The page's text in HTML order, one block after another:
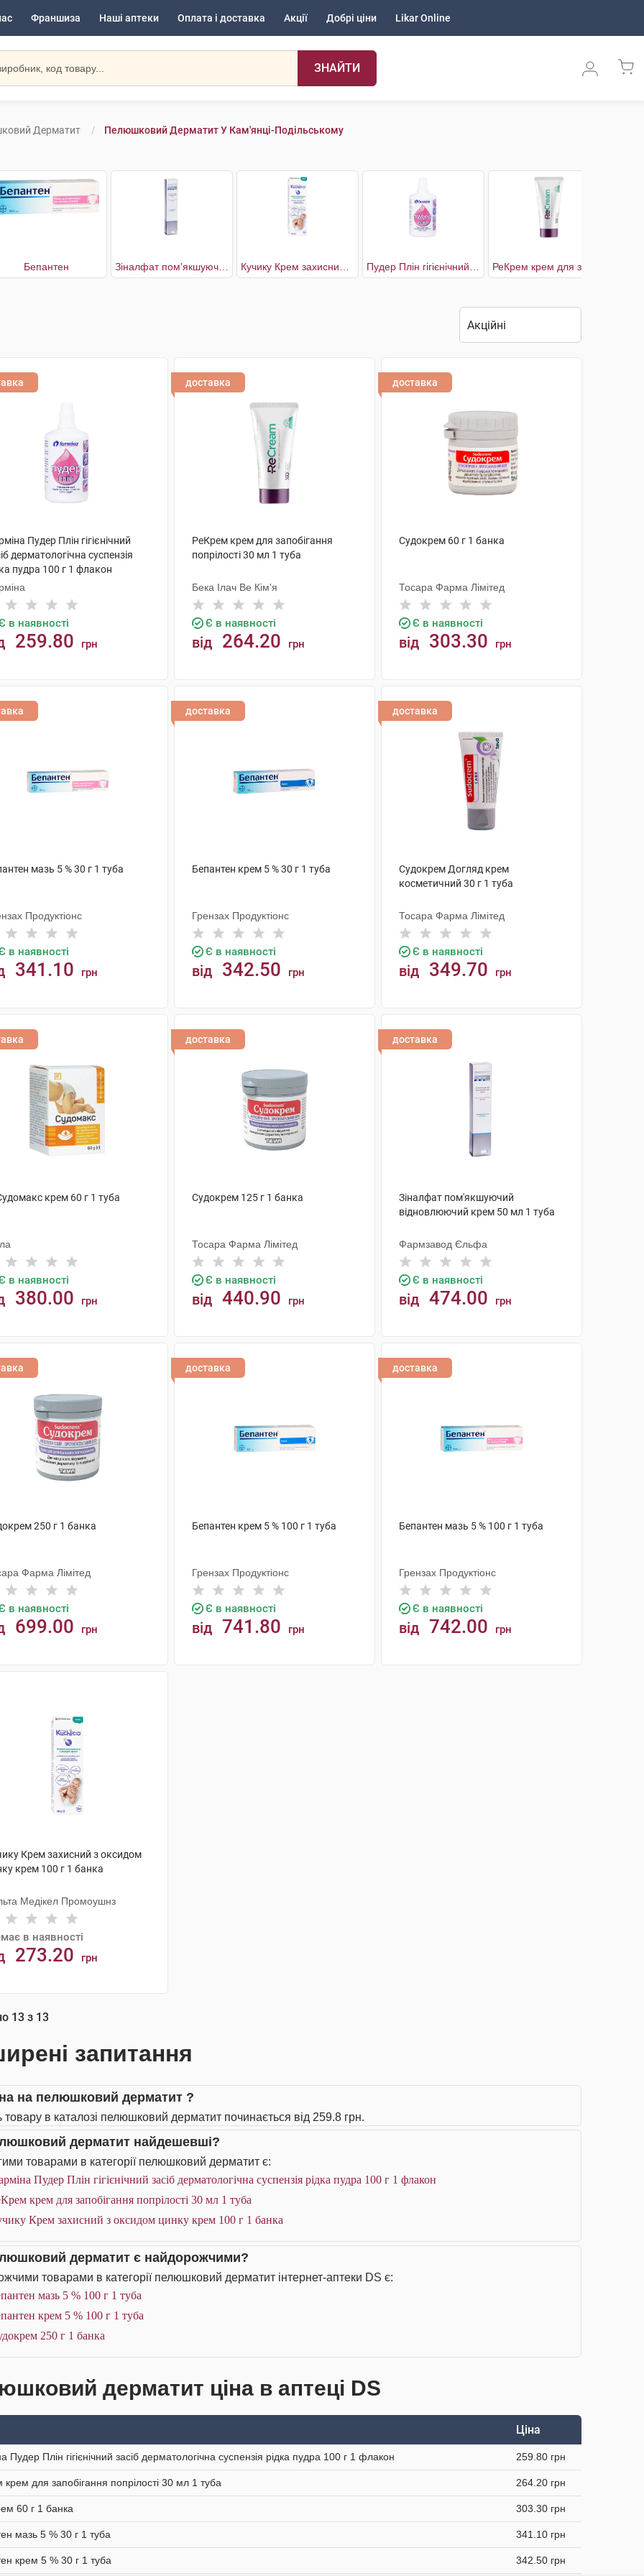
Франшиза Наші аптеки Оплата і доставка Акції Добрі ціни Likar Online
ЗНАЙТИ
Дерматит Пелюшковий Дерматит У Кам'янці-Подільському
Бепантен
Пудер Плін гігієнічний
дерматологічна суспензія
пудра 100 г 1 флакон
в наявності
259.80 грн
доставка
РеКрем крем для запобігання
попрілості 30 мл 1 туба
Бека Ілач Ве Кім'я
Є в наявності
від 264.20 грн
доставка
Судокрем 60 г 1 банка
Тосара Фарма Лімітед
Є в наявності
від 303.30 грн
мазь 5 % 30 г 1 туба
Продуктіонс
в наявності
341.10 грн
доставка
Бепантен крем 5 % 30 г 1 туба
Грензах Продуктіонс
Є в наявності
від 342.50 грн
доставка
Судокрем Догляд крем
косметичний 30 г 1 туба
Тосара Фарма Лімітед
Є в наявності
від 349.70 грн
крем 60 г 1 туба
в наявності
380.00 грн
доставка
Судокрем 125 г 1 банка
Тосара Фарма Лімітед
Є в наявності
від 440.90 грн
доставка
Зіналфат пом'якшуючий
відновлюючий крем 50 мл 1 туба
Фармзавод Єльфа
Є в наявності
від 474.00 грн
250 г 1 банка
Фарма Лімітед
в наявності
699.00 грн
доставка
Бепантен крем 5 % 100 г 1 туба
Грензах Продуктіонс
Є в наявності
від 741.80 грн
доставка
Бепантен мазь 5 % 100 г 1 туба
Грензах Продуктіонс
Є в наявності
від 742.00 грн
Крем захисний з оксидом
крем 100 г 1 банка
Медікел Промоушнз
в наявності
273.20 грн
АНАЛОГИ
13 з 13
запитання
на пелюшковий дерматит ?
товару в каталозі пелюшковий дерматит починається від 259.8 грн.
дерматит найдешевші?
товарами в категорії пелюшковий дерматит є:
Пудер Плін гігієнічний засіб дерматологічна суспензія рідка пудра 100 г 1 флакон
крем для запобігання попрілості 30 мл 1 туба
Крем захисний з оксидом цинку крем 100 г 1 банка
дерматит є найдорожчими?
товарами в категорії пелюшковий дерматит інтернет-аптеки DS є:
мазь 5 % 100 г 1 туба
крем 5 % 100 г 1 туба
250 г 1 банка
дерматит ціна в аптеці DS
Ціна
Пудер Плін гігієнічний засіб дерматологічна суспензія рідка пудра 100 г 1 флакон 259.80 грн
крем для запобігання попрілості 30 мл 1 туба 264.20 грн
60 г 1 банка 303.30 грн
мазь 5 % 30 г 1 туба 341.10 грн
крем 5 % 30 г 1 туба 342.50 грн